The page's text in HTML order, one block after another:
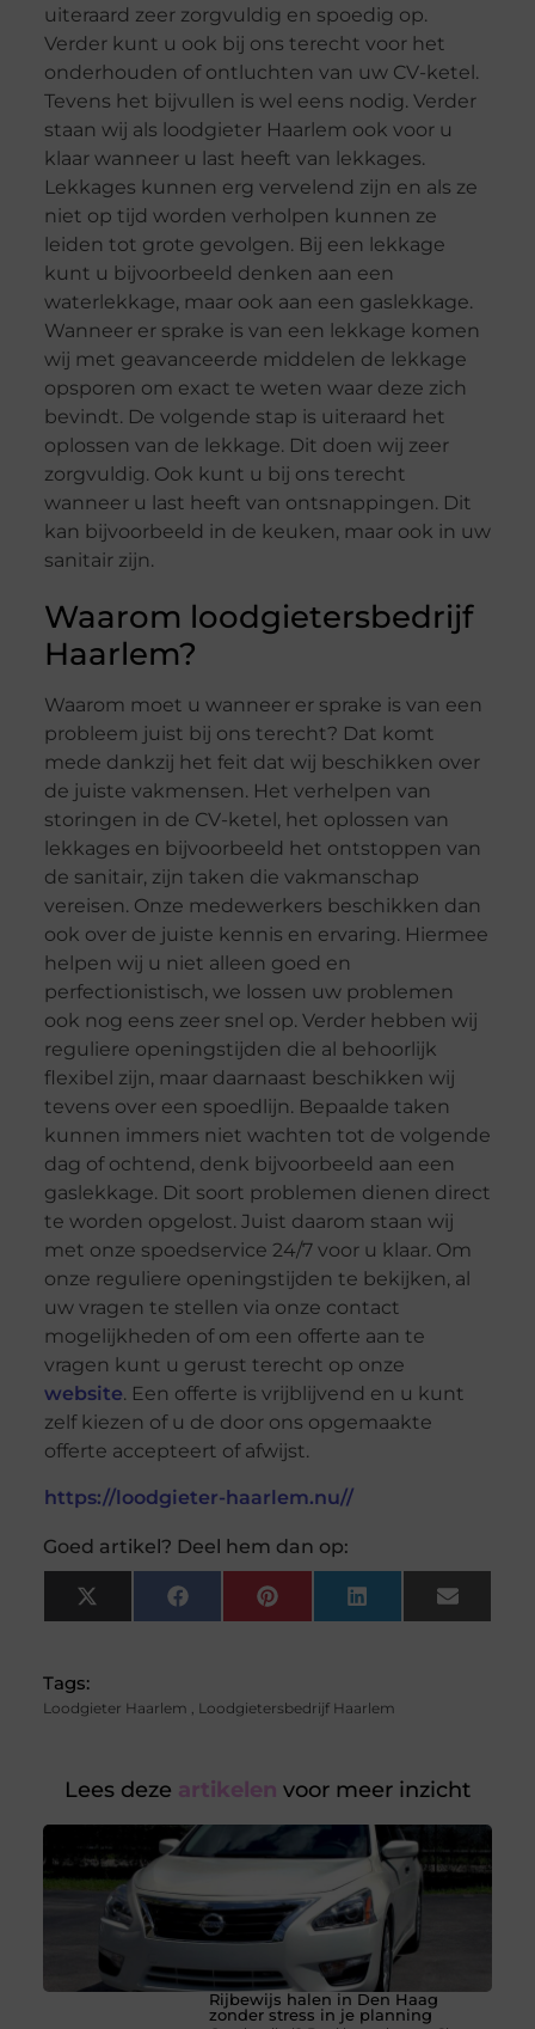
uiteraard zeer zorgvuldig en spoedig op.
Verder kunt u ook bij ons terecht voor het
onderhouden of ontluchten van uw CV-ketel.
Tevens het bijvullen is wel eens nodig. Verder
staan wij als loodgieter Haarlem ook voor u
klaar wanneer u last heeft van lekkages.
Lekkages kunnen erg vervelend zijn en als ze
niet op tijd worden verholpen kunnen ze
leiden tot grote gevolgen. Bij een lekkage
kunt u bijvoorbeeld denken aan een
waterlekkage, maar ook aan een gaslekkage.
Wanneer er sprake is van een lekkage komen
wij met geavanceerde middelen de lekkage
opsporen om exact te weten waar deze zich
bevindt. De volgende stap is uiteraard het
oplossen van de lekkage. Dit doen wij zeer
zorgvuldig. Ook kunt u bij ons terecht
wanneer u last heeft van ontsnappingen. Dit
kan bijvoorbeeld in de keuken, maar ook in uw
sanitair zijn.
Waarom loodgietersbedrijf
Haarlem?
Waarom moet u wanneer er sprake is van een
probleem juist bij ons terecht? Dat komt
mede dankzij het feit dat wij beschikken over
de juiste vakmensen. Het verhelpen van
storingen in de CV-ketel, het oplossen van
lekkages en bijvoorbeeld het ontstoppen van
de sanitair, zijn taken die vakmanschap
vereisen. Onze medewerkers beschikken dan
ook over de juiste kennis en ervaring. Hiermee
helpen wij u niet alleen goed en
perfectionistisch, we lossen uw problemen
ook nog eens zeer snel op. Verder hebben wij
reguliere openingstijden die al behoorlijk
flexibel zijn, maar daarnaast beschikken wij
tevens over een spoedlijn. Bepaalde taken
kunnen immers niet wachten tot de volgende
dag of ochtend, denk bijvoorbeeld aan een
gaslekkage. Dit soort problemen dienen direct
te worden opgelost. Juist daarom staan wij
met onze spoedservice 24/7 voor u klaar. Om
onze reguliere openingstijden te bekijken, al
uw vragen te stellen via onze contact
mogelijkheden of om een offerte aan te
vragen kunt u gerust terecht op onze
website. Een offerte is vrijblijvend en u kunt
zelf kiezen of u de door ons opgemaakte
offerte accepteert of afwijst.
https://loodgieter-haarlem.nu//
Goed artikel? Deel hem dan op:
X
(Twitter)
FacebookPinterest LinkedIn Email
Tags:
Loodgieter Haarlem , Loodgietersbedrijf Haarlem
Lees deze artikelen voor meer inzicht
Rijbewijs halen in Den Haag
zonder stress in je planning